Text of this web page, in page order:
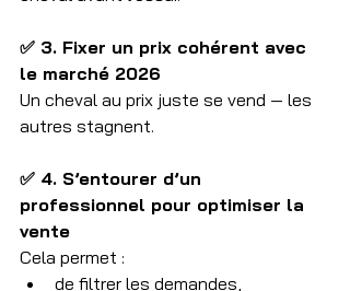
✅ 3. Fixer un prix cohérent avec
le marché 2026
Un cheval au prix juste se vend — les
autres stagnent.
✅ 4. S’entourer d’un
professionnel pour optimiser la
vente
Cela permet :
de filtrer les demandes,